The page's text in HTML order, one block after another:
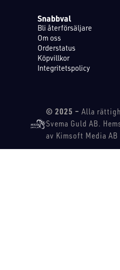
Snabbval
Bli återförsäljare
Om oss
Orderstatus
Köpvillkor
Integritetspolicy
© 2025 – Alla
Svema Guld AB.
av Kimsoft Media AB